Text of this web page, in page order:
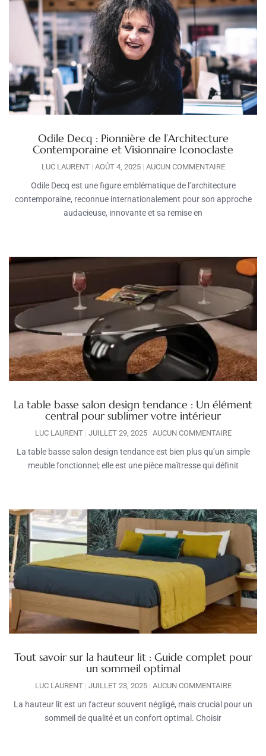
Odile Decq : Pionnière de l’Architecture
Contemporaine et Visionnaire Iconoclaste
LUC LAURENT AOÛT 4, 2025 AUCUN COMMENTAIRE
Odile Decq est une figure emblématique de l’architecture
contemporaine, reconnue internationalement pour son approche
audacieuse, innovante et sa remise en
La table basse salon design tendance : Un élément
central pour sublimer votre intérieur
LUC LAURENT JUILLET 29, 2025 AUCUN COMMENTAIRE
La table basse salon design tendance est bien plus qu’un simple
meuble fonctionnel; elle est une pièce maîtresse qui définit
Tout savoir sur la hauteur lit : Guide complet pour
un sommeil optimal
LUC LAURENT JUILLET 23, 2025 AUCUN COMMENTAIRE
La hauteur lit est un facteur souvent négligé, mais crucial pour un
sommeil de qualité et un confort optimal. Choisir